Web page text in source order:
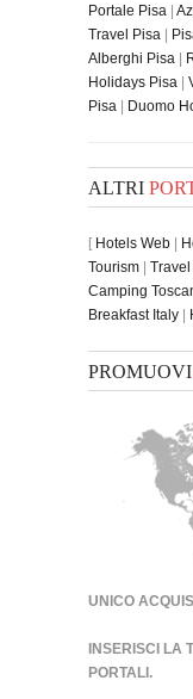
Portale Pisa |
Travel Pisa |
Alberghi Pisa |
Holidays Pisa |
Pisa | Duomo
ALTRI
[ Hotels Web |
Tourism | Travel
Camping
Breakfast Italy |
PROMUOVI
UNICO
INSERISCI LA
PORTALI.